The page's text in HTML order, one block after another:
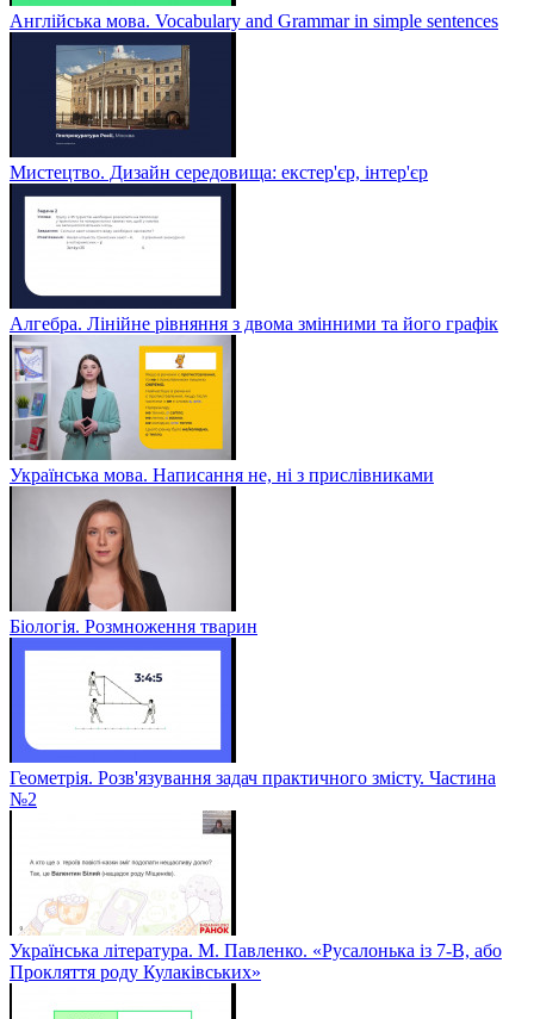
Англійська мова. Vocabulary and Grammar in simple sentences
Мистецтво. Дизайн середовища: екстер'єр, інтер'єр
Алгебра. Лінійне рівняння з двома змінними та його графік
Українська мова. Написання не, ні з прислівниками
Біологія. Розмноження тварин
Геометрія. Розв'язування задач практичного змісту. Частина
№2
Українська література. М. Павленко. «Русалонька із 7-В, або
Прокляття роду Кулаківських»